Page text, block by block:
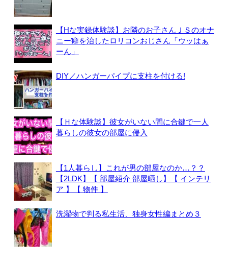
【Hな実録体験談】お隣のお子さんＪＳのオナ
ニー癖を治したロリコンおじさん「ウッはぁ
ーん」
DIY／ハンガーパイプに支柱を付ける!
【Ｈな体験談】彼女がいない間に合鍵で一人
暮らしの彼女の部屋に侵入
【1人暮らし】これが男の部屋なのか…？？
【2LDK】【 部屋紹介 部屋晒し】【 インテリ
ア 】【 物件 】
洗濯物で判る私生活、独身女性編まとめ３